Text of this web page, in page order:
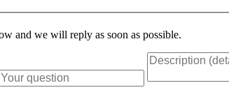
and we will reply as soon as possible.